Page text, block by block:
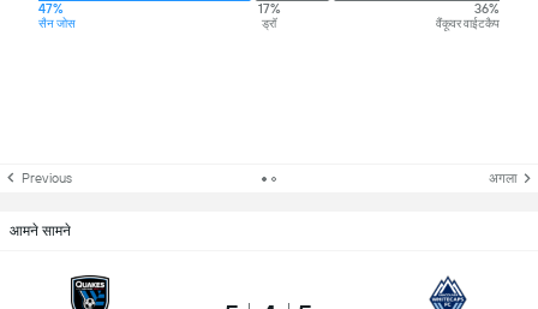
47%
सैन जोस
17%
ड्रॉ
36%
वैंकूवर वाईटकैप
Previous अगला
आमने सामने